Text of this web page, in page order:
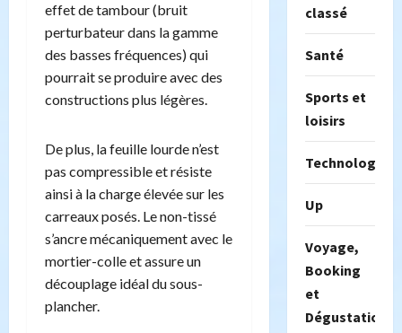
effet de tambour (bruit
perturbateur dans la gamme
des basses fréquences) qui
pourrait se produire avec des
constructions plus légères.
De plus, la feuille lourde n’est
pas compressible et résiste
ainsi à la charge élevée sur les
carreaux posés. Le non-tissé
s’ancre mécaniquement avec le
mortier-colle et assure un
découplage idéal du sous-
plancher.
classé
Santé
Sports et
loisirs
Technologie
Up
Voyage,
Booking
et
Dégustation